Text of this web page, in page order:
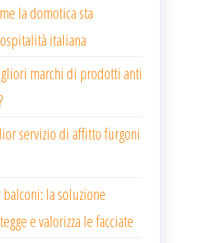
la domotica sta
italiana
marchi di prodotti anti
servizio di affitto furgoni
la soluzione
e valorizza le facciate